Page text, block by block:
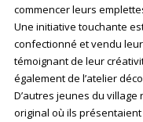
commencer leurs
Une initiative touchante
confectionné et vendu
témoignant de leur
également de l’atelier
D’autres jeunes du village
original où ils